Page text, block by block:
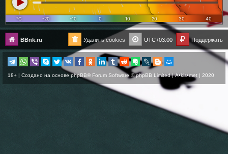
BBnk.ru Поддержать
UTC+03:00
Удалить cookies
18+ | Создано на основе phpBB® Forum Software © phpBB Limited |A•kis•met | 2020